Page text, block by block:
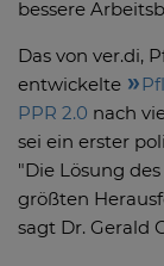
bessere
Das von ver.di,
entwickelte
PPR 2.0 nach
sei ein erster
"Die Lösung
größten
sagt Dr. Gerald